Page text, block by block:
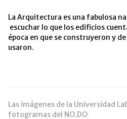
La Arquitectura es una fabulosa
escuchar lo que los edificios
época en que se construyeron y
usaron.
Las imágenes de la Universidad
fotogramas del NO.DO